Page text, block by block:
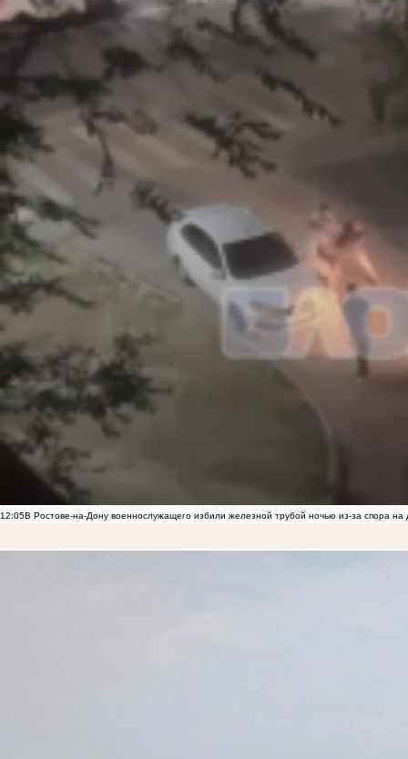
12:05В Ростове-на-Дону военнослужащего избили железной трубой ночью из-за спора на